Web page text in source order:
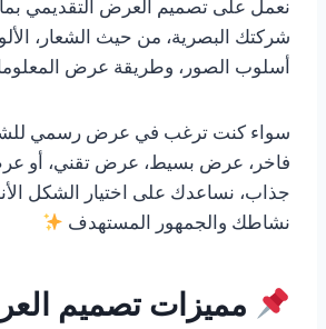
نعمل على تصميم العرض التقديمي
شركتك البصرية، من حيث الشعار،
أسلوب الصور، وطريقة عرض
سواء كنت ترغب في عرض رسمي
فاخر، عرض بسيط، عرض تقني، أو
جذاب، نساعدك على اختيار الشكل
نشاطك والجمهور المستهدف
مميزات تصميم